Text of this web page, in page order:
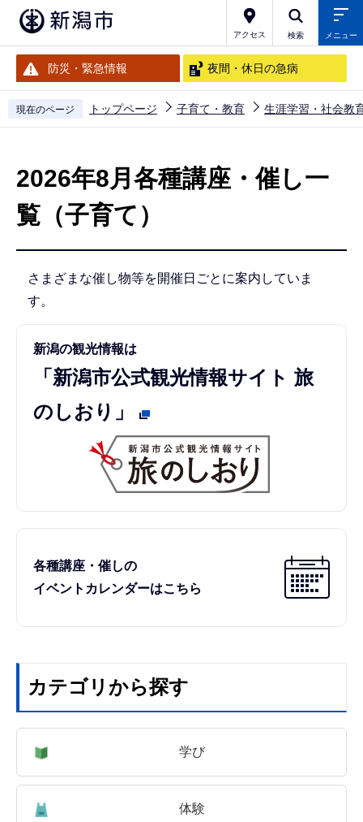
アクセス 検索 メニュー
防災・緊急情報 夜間・休日の急病
現在のページ トップページ 子育て・教育 生涯学習・社会教
2026年8月各種講座・催し一
覧（子育て）
さまざまな催し物等を開催日ごとに案内していま
す。
新潟の観光情報は
「新潟市公式観光情報サイト 旅
のしおり」
各種講座・催しの
イベントカレンダーはこちら
カテゴリから探す
学び
体験